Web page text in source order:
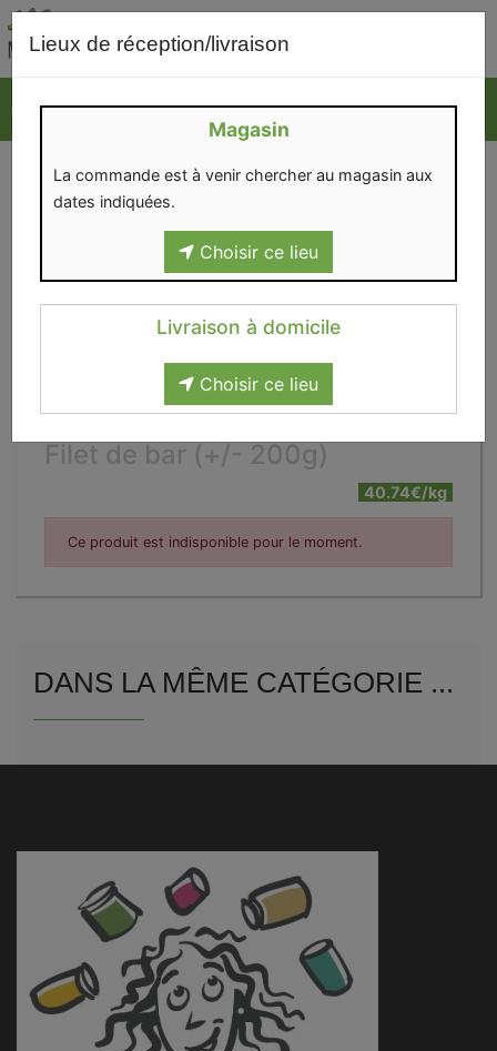
Lieux de réception/livraison
Magasin
La commande est à venir chercher au magasin aux
dates indiquées.
Choisir ce lieu
Livraison à domicile
Choisir ce lieu
Filet de bar (+/- 200g)
40.74€/kg
Ce produit est indisponible pour le moment.
DANS LA MÊME CATÉGORIE ...